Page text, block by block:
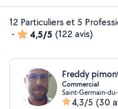
12 Particuliers et 5
-
4,5/5 (122 avis)
Freddy
Commercial
Saint-Germain-
4,3/5 (30